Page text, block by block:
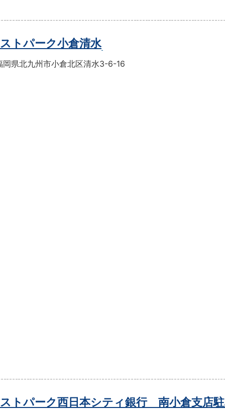
ストパーク小倉清水
岡県北九州市小倉北区清水3-6-16
ストパーク西日本シティ銀行 南小倉支店